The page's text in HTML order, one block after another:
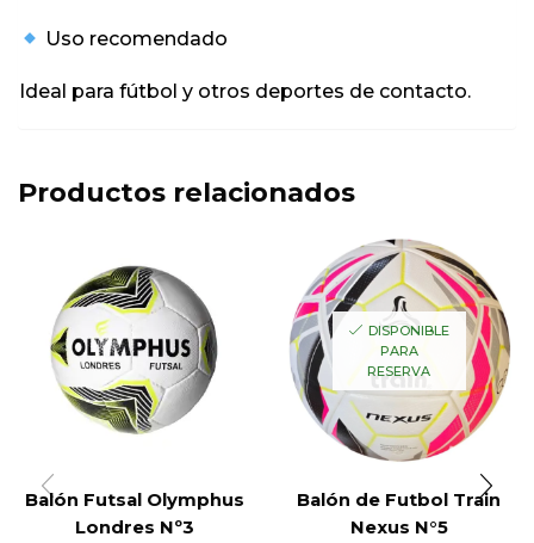
Uso recomendado
Ideal para fútbol y otros deportes de contacto.
Productos relacionados
Balón Futsal Olymphus
Londres Nº3
DISPONIBLE
PARA
RESERVA
Balón de Futbol Train
Nexus N°5